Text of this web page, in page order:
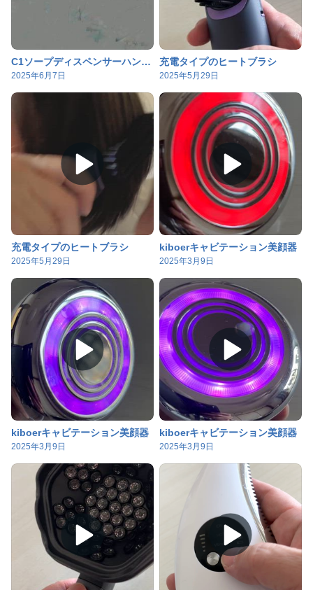
C1ソープディスペンサーハンドソープ
2025年6月7日
充電タイプのヒートブラシ
2025年5月29日
充電タイプのヒートブラシ
2025年5月29日
kiboerキャビテーション美顔器
2025年3月9日
kiboerキャビテーション美顔器
2025年3月9日
kiboerキャビテーション美顔器
2025年3月9日